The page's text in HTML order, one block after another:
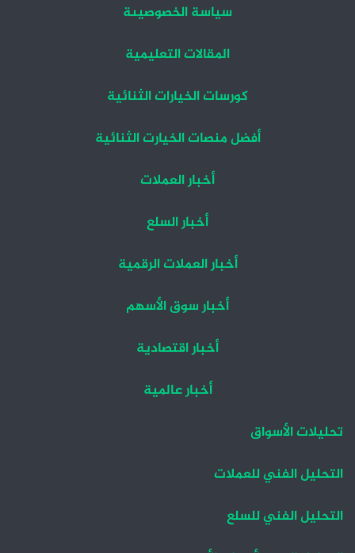
سياسة الخصوصيىة
المقالات التعليمية
كورسات الخيارات الثنائية
أفضل منصات الخيارت الثنائية
أخبار العملات
أخبار السلع
أخبار العملات الرقمية
أخبار سوق الأسهم
أخبار اقتصادية
أخبار عالمية
تحليلات الأسواق
التحليل الفني للعملات
التحليل الفني للسلع